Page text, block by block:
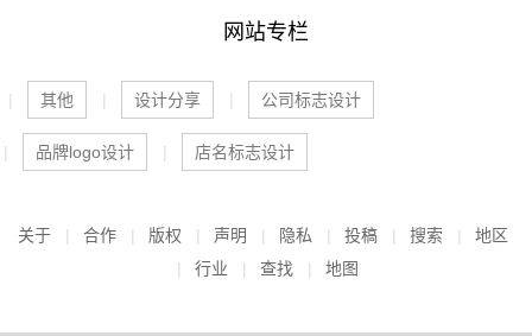
网站专栏
其他 设计分享 公司标志设计
品牌logo设计 店名标志设计
关于 合作 版权 声明 隐私 投稿 搜索
地区
行业
查找 地图